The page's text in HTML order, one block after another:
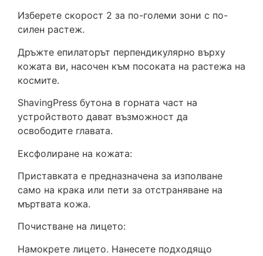
Изберете скорост 2 за по-големи зони с по-
силен растеж.
Дръжте епилаторът перпендикулярно върху
кожата ви, насочен към посоката на растежа на
космите.
ShavingPress бутона в горната част на
устройството дават възможност да
освободите главата.
Ексфолиране на кожата:
Приставката е предназначена за изполване
само на крака или пети за отстраняване на
мъртвата кожа.
Почистване на лицето:
Намокрете лицето. Нанесете подходящо